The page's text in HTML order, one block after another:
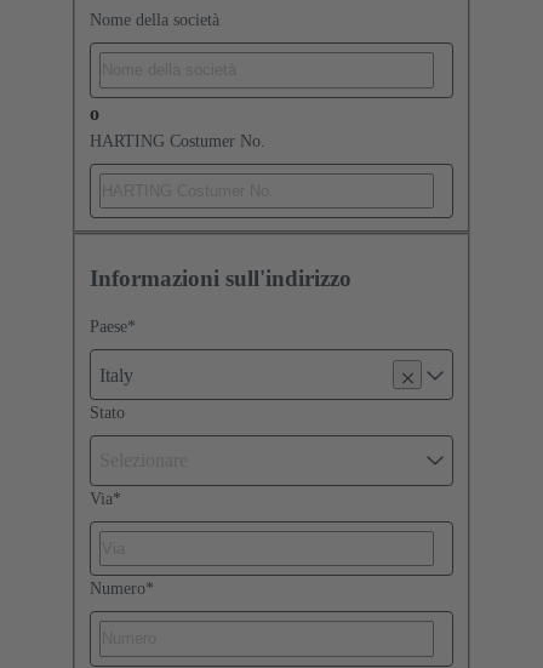
Nome della società
o
HARTING Costumer No.
Informazioni sull'indirizzo
Paese*
Italy
Stato
Via*
Numero*